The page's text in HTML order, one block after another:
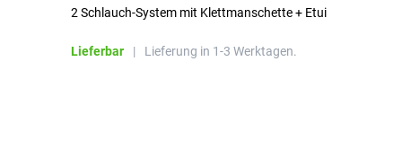
2 Schlauch-System mit Klettmanschette + Etui
Lieferbar | Lieferung in 1-3 Werktagen.